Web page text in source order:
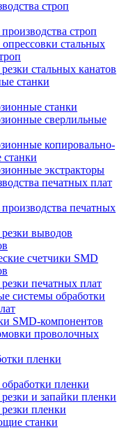
строп
строп
стальных
стальных канатов
станки
станки
сверлильные
копировально-
экстракторы
печатных плат
печатных
выводов
счетчики SMD
печатных плат
системы обработки
SMD-компонентов
проволочных
пленки
пленки
и запайки пленки
пленки
станки